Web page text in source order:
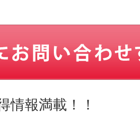
情報満載！！